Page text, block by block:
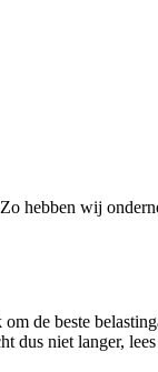
hebben wij
de beste
dus niet langer,